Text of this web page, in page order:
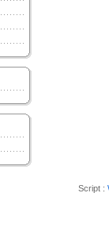
Script :